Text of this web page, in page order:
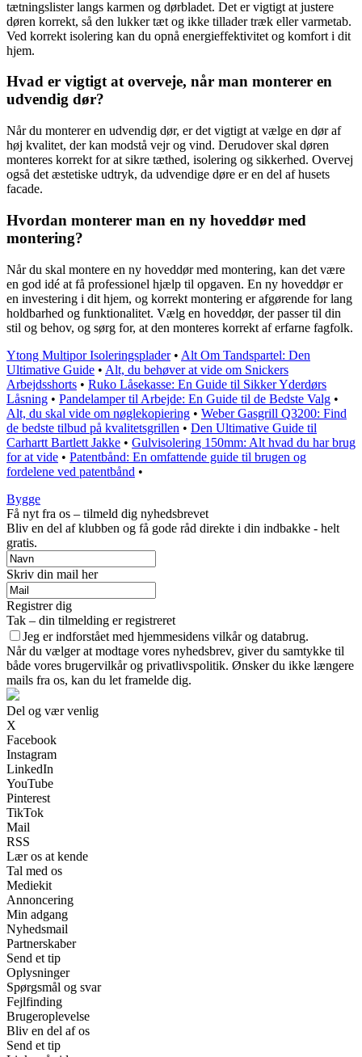
tætningslister langs karmen og dørbladet. Det er vigtigt at justere
døren korrekt, så den lukker tæt og ikke tillader træk eller varmetab.
Ved korrekt isolering kan du opnå energieffektivitet og komfort i dit
hjem.
Hvad er vigtigt at overveje, når man monterer en
udvendig dør?
Når du monterer en udvendig dør, er det vigtigt at vælge en dør af
høj kvalitet, der kan modstå vejr og vind. Derudover skal døren
monteres korrekt for at sikre tæthed, isolering og sikkerhed. Overvej
også det æstetiske udtryk, da udvendige døre er en del af husets
facade.
Hvordan monterer man en ny hoveddør med
montering?
Når du skal montere en ny hoveddør med montering, kan det være
en god idé at få professionel hjælp til opgaven. En ny hoveddør er
en investering i dit hjem, og korrekt montering er afgørende for lang
holdbarhed og funktionalitet. Vælg en hoveddør, der passer til din
stil og behov, og sørg for, at den monteres korrekt af erfarne fagfolk.
Ytong Multipor Isoleringsplader• Alt Om Tandspartel: Den
Ultimative Guide • Alt, du behøver at vide om Snickers
Arbejdsshorts • Ruko Låsekasse: En Guide til Sikker Yderdørs
Låsning • Pandelamper til Arbejde: En Guide til de Bedste Valg •
Alt, du skal vide om nøglekopiering • Weber Gasgrill Q3200: Find
de bedste tilbud på kvalitetsgrillen • Den Ultimative Guide til
Carhartt Bartlett Jakke • Gulvisolering 150mm: Alt hvad du har brug
for at vide • Patentbånd: En omfattende guide til brugen og
fordelene ved patentbånd •
Bygge
Få nyt fra os – tilmeld dig nyhedsbrevet
Bliv en del af klubben og få gode råd direkte i din indbakke - helt
gratis.
Skriv din mail her
Registrer dig
Tak – din tilmelding er registreret
Jeg er indforstået med hjemmesidens vilkår og databrug.
Når du vælger at modtage vores nyhedsbrev, giver du samtykke til
både vores brugervilkår og privatlivspolitik. Ønsker du ikke længere
mails fra os, kan du let framelde dig.
Del og vær venlig
X
Facebook
Instagram
LinkedIn
YouTube
Pinterest
TikTok
Mail
RSS
Lær os at kende
Tal med os
Mediekit
Annoncering
Min adgang
Nyhedsmail
Partnerskaber
Send et tip
Oplysninger
Spørgsmål og svar
Fejlfinding
Brugeroplevelse
Bliv en del af os
Send et tip